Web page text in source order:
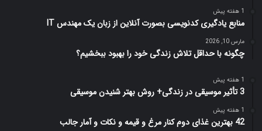
1 هفته پیش
منابع یادگیری کدنویسی بصورت آنلاین از زبان یک مهندس IT
مارس 10, 2026
چگونه با حداقل تلاش زندگی خود را بهبود ببخشیم؟
1 هفته پیش
3 تأثیر موسیقی در زندگی+ روش بهتر شنیدن موسیقی
1 هفته پیش
42 بهترین غذای دوم کنار مرغ و قیمه و نکات و آمار جالب